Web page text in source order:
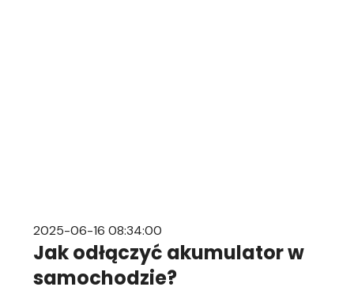
2025-06-16 08:34:00
Jak odłączyć akumulator w
samochodzie?